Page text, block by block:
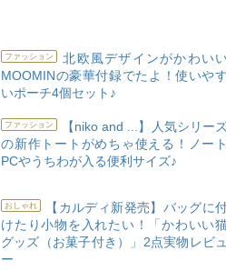
ファッション
北欧風デザインがかわい
MOOMINの豪華付録でたよ！使いやす
いポーチ4個セット♪
ファッション
【niko and ...】人気シリー
の新作トートがめちゃ使える！ノート
PCやうちわが入る便利サイズ♪
おしゃれ
【カルディ新発売】バッグに
けたり小物を入れたい！「かわいい
グッズ（お菓子付き）」2点実物レビュ
ー